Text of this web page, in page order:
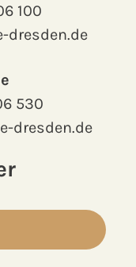
100
dresden.de
530
dresden.de